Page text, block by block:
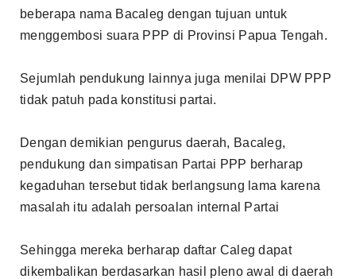
beberapa nama Bacaleg dengan tujuan untuk
menggembosi suara PPP di Provinsi Papua Tengah.
Sejumlah pendukung lainnya juga menilai DPW PPP
tidak patuh pada konstitusi partai.
Dengan demikian pengurus daerah, Bacaleg,
pendukung dan simpatisan Partai PPP berharap
kegaduhan tersebut tidak berlangsung lama karena
masalah itu adalah persoalan internal Partai
Sehingga mereka berharap daftar Caleg dapat
dikembalikan berdasarkan hasil pleno awal di daerah